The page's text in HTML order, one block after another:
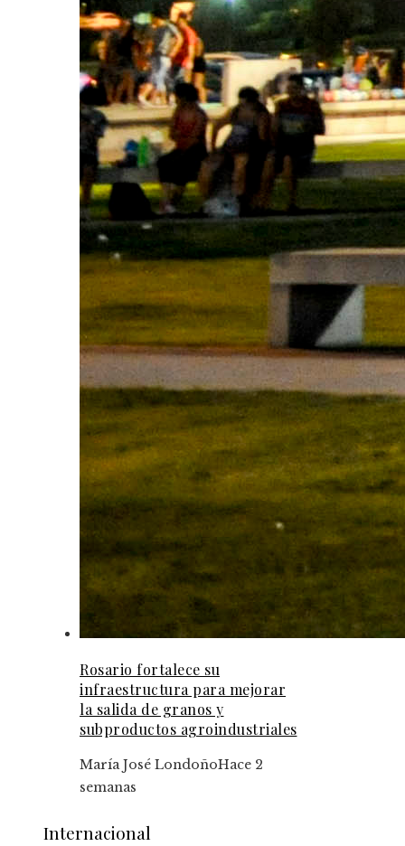
Rosario fortalece su
infraestructura para mejorar
la salida de granos y
subproductos agroindustriales
María José LondoñoHace 2
semanas
Internacional